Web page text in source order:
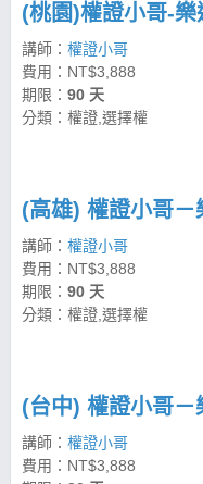
(桃園)權證小哥-樂
講師： 權證小哥
費用：NT$3,888
期限： 90 天
分類：權證,選擇權
(高雄) 權證小哥－
講師： 權證小哥
費用：NT$3,888
期限： 90 天
分類：權證,選擇權
(台中) 權證小哥－
講師： 權證小哥
費用：NT$3,888